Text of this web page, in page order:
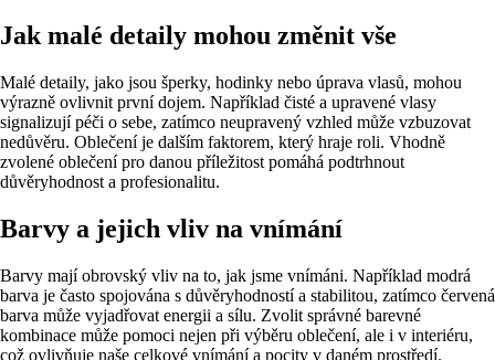
Jak malé detaily mohou změnit vše
Malé detaily, jako jsou šperky, hodinky nebo úprava vlasů, mohou
výrazně ovlivnit první dojem. Například čisté a upravené vlasy
signalizují péči o sebe, zatímco neupravený vzhled může vzbuzovat
nedůvěru. Oblečení je dalším faktorem, který hraje roli. Vhodně
zvolené oblečení pro danou příležitost pomáhá podtrhnout
důvěryhodnost a profesionalitu.
Barvy a jejich vliv na vnímání
Barvy mají obrovský vliv na to, jak jsme vnímáni. Například modrá
barva je často spojována s důvěryhodností a stabilitou, zatímco červená
barva může vyjadřovat energii a sílu. Zvolit správné barevné
kombinace může pomoci nejen při výběru oblečení, ale i v interiéru,
což ovlivňuje naše celkové vnímání a pocity v daném prostředí.